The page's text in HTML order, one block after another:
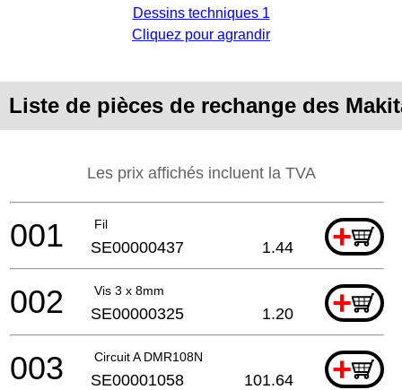
Dessins techniques 1
Cliquez pour agrandir
Liste de pièces de rechange des
Les prix affichés incluent la TVA
Fil +
001 SE00000437 1.44
Vis 3 x 8mm +
002 SE00000325 1.20
Circuit A DMR108N +
003 SE00001058 101.64